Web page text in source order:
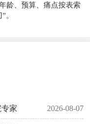
龄、预算、痛点按表索
。
家 2026-08-07